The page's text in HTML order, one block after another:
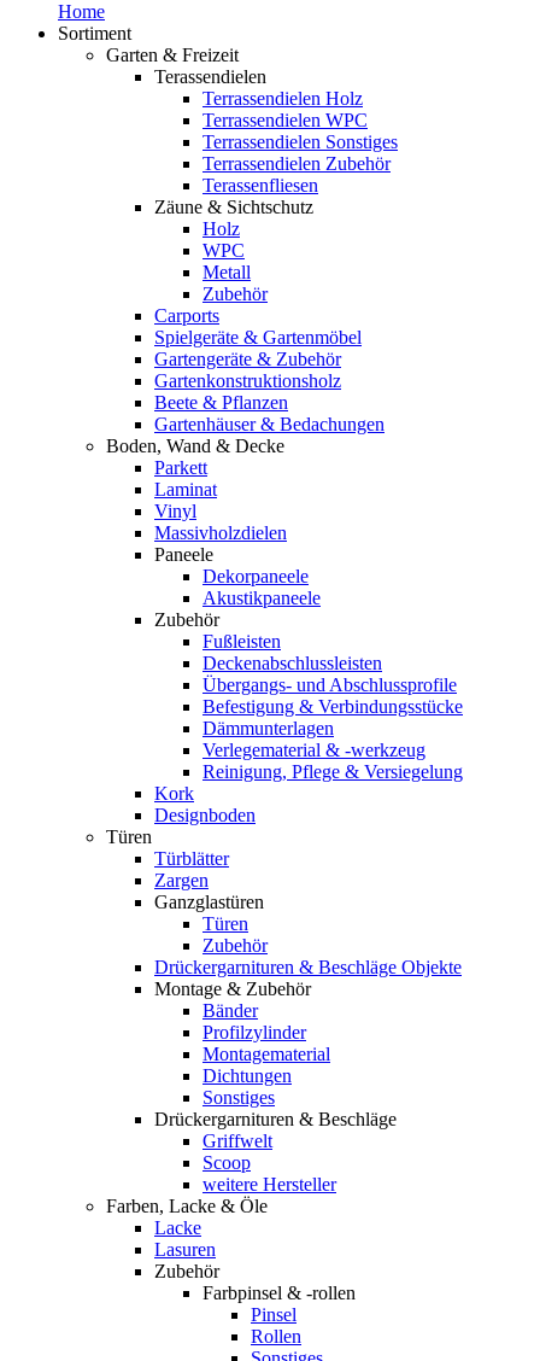
Home
Sortiment
Garten & Freizeit
Terassendielen
Terrassendielen Holz
Terrassendielen WPC
Terrassendielen Sonstiges
Terrassendielen Zubehör
Terassenfliesen
Zäune & Sichtschutz
Holz
WPC
Metall
Zubehör
Carports
Spielgeräte & Gartenmöbel
Gartengeräte & Zubehör
Gartenkonstruktionsholz
Beete & Pflanzen
Gartenhäuser & Bedachungen
Boden, Wand & Decke
Parkett
Laminat
Vinyl
Massivholzdielen
Paneele
Dekorpaneele
Akustikpaneele
Zubehör
Fußleisten
Deckenabschlussleisten
Übergangs- und Abschlussprofile
Befestigung & Verbindungsstücke
Dämmunterlagen
Verlegematerial & -werkzeug
Reinigung, Pflege & Versiegelung
Kork
Designboden
Türen
Türblätter
Zargen
Ganzglastüren
Türen
Zubehör
Drückergarnituren & Beschläge Objekte
Montage & Zubehör
Bänder
Profilzylinder
Montagematerial
Dichtungen
Sonstiges
Drückergarnituren & Beschläge
Griffwelt
Scoop
weitere Hersteller
Farben, Lacke & Öle
Lacke
Lasuren
Zubehör
Farbpinsel & -rollen
Pinsel
Rollen